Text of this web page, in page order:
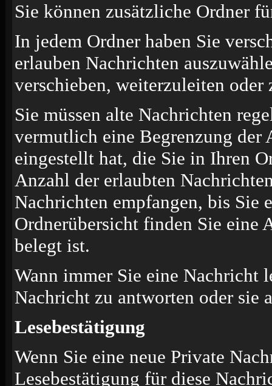
Sie können zusätzliche Ordner
In jedem Ordner haben Sie
erlauben Nachrichten
verschieben, weiterzuleiten oder
Sie müssen alte Nachrichten
vermutlich eine Begrenzung der
eingestellt hat, die Sie in Ihren
Anzahl der erlaubten
Nachrichten empfangen, bis Sie
Ordnerübersicht finden Sie eine
belegt ist.
Wann immer Sie eine Nachricht
Nachricht zu antworten oder sie
Lesebestätigung
Wenn Sie eine neue Private
Lesebestätigung für diese